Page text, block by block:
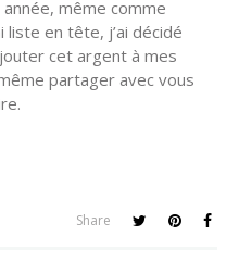
même comme
liste en tête, j’ai décidé
cet argent à mes
partager avec vous
Share